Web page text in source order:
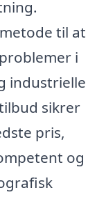
til at
i
industrielle
sikrer
pris,
og